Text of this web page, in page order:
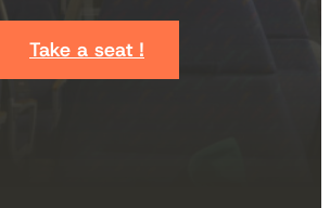
Take a seat !